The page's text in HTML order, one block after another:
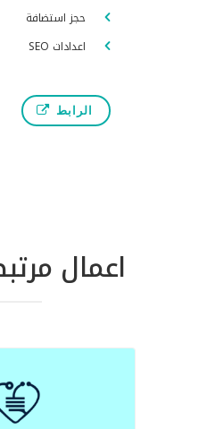
حجز استضافة
اعدادات SEO
الرابط
اعمال